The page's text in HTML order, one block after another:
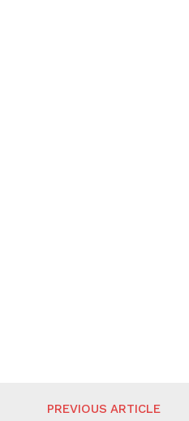
PREVIOUS ARTICLE